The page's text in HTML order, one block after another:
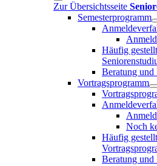
Zur Übersichtsseite
Semesterprogramm
Häufig
Beratung
Vortragsprogramm
Noch
Häufig
Beratung